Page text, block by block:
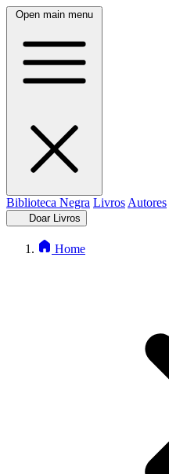
Open main menu
Biblioteca Negra Livros Autores
Doar Livros
Home